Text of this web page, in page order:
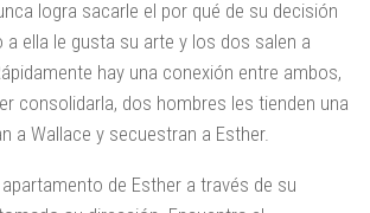
logra sacarle el por qué de su decisión
a ella le gusta su arte y los dos salen a
hay una conexión entre ambos,
consolidarla, dos hombres les tienden una
a Wallace y secuestran a Esther.
de Esther a través de su